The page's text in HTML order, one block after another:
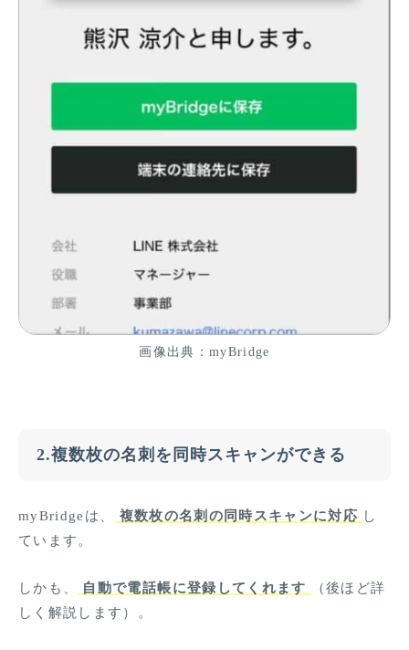
画像出典：myBridge
2.複数枚の名刺を同時スキャンができる
myBridgeは、 複数枚の名刺の同時スキャンに対応 し
ています。
しかも、 自動で電話帳に登録してくれます
（後ほど詳
しく解説します）。